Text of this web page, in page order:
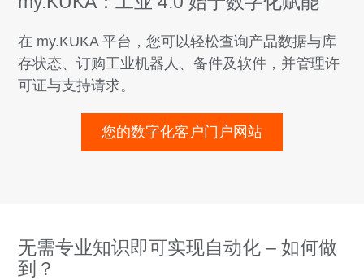
在 my.KUKA 平台，您可以轻松查询产品数据与库
存状态、订购工业机器人、备件及软件，并管理许
可证与支持请求。
您的数字化客户门户网站
无需专业知识即可实现自动化 – 如何做
到？